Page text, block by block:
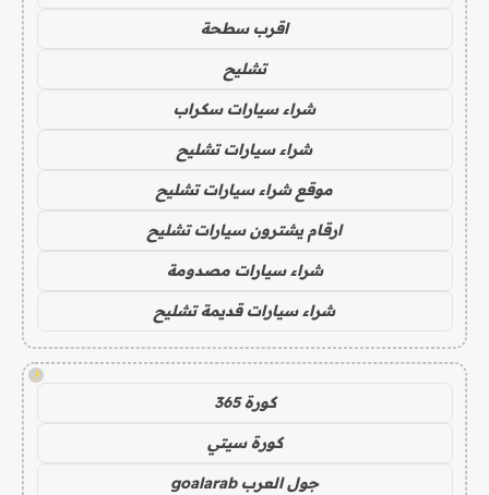
اقرب سطحة
تشليح
شراء سيارات سكراب
شراء سيارات تشليح
موقع شراء سيارات تشليح
ارقام يشترون سيارات تشليح
شراء سيارات مصدومة
شراء سيارات قديمة تشليح
!
كورة 365
كورة سيتي
جول العرب goalarab